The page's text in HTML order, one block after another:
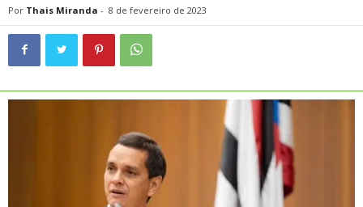
Por Thais Miranda - 8 de fevereiro de 2023